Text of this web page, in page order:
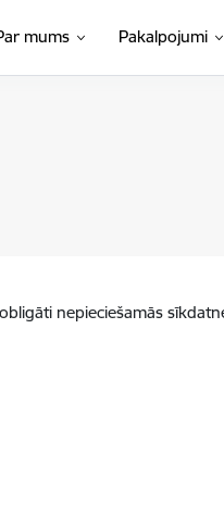
mums Pakalpojumi
nepieciešamās